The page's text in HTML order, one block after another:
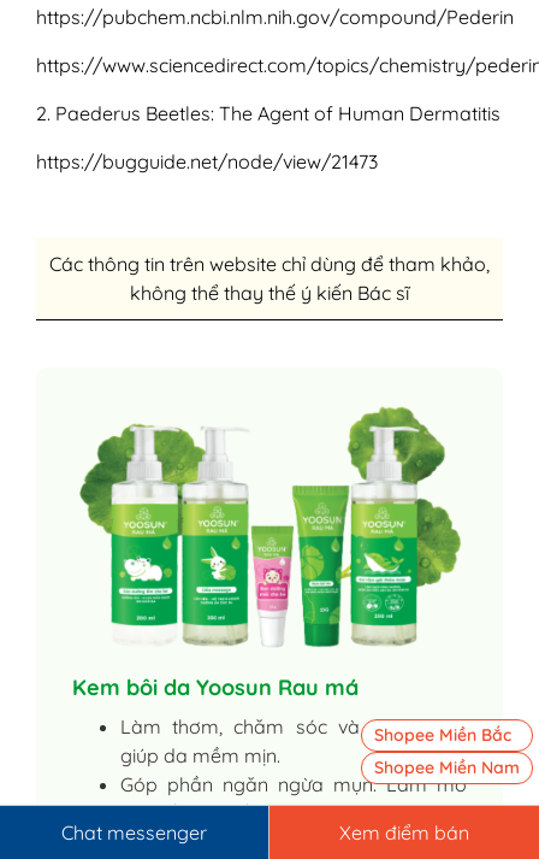
https://pubchem.ncbi.nlm.nih.gov/compound/Pederin
https://www.sciencedirect.com/topics/chemistry/
2. Paederus Beetles: The Agent of Human Dermatitis
https://bugguide.net/node/view/21473
Các thông tin trên website chỉ dùng để tham khảo,
không thể thay thế ý kiến Bác sĩ
Kem bôi da Yoosun Rau má
Làm thơm, chăm sóc và dưỡng da,
giúp da mềm mịn.
Góp phần ngăn ngừa mụn. Làm mờ
các vết sẹo, vết thâm do mụn.
Dưỡng ẩm da, làm dịu da do khô da,
Chat messenger Xem điểm bán
Shopee Miền Bắc
Shopee Miền Nam